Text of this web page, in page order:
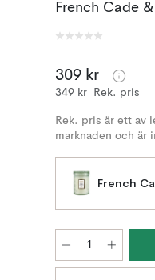
French Cade
309 kr
349 kr Rek. pris
Rek. pris är ett av
marknaden och är
French